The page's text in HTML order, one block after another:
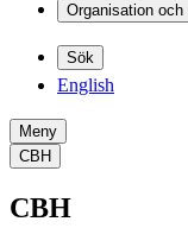
Organisation och
Sök
English
Meny
CBH
CBH